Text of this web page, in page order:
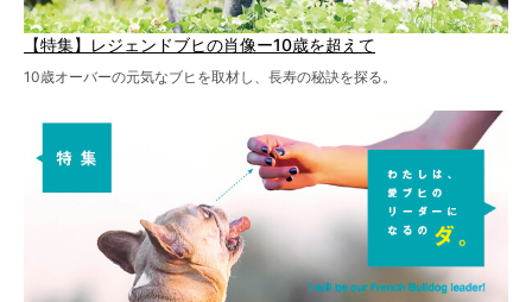
【特集】レジェンドブヒの肖像ー10歳を超えて
10歳オーバーの元気なブヒを取材し、長寿の秘訣を探る。